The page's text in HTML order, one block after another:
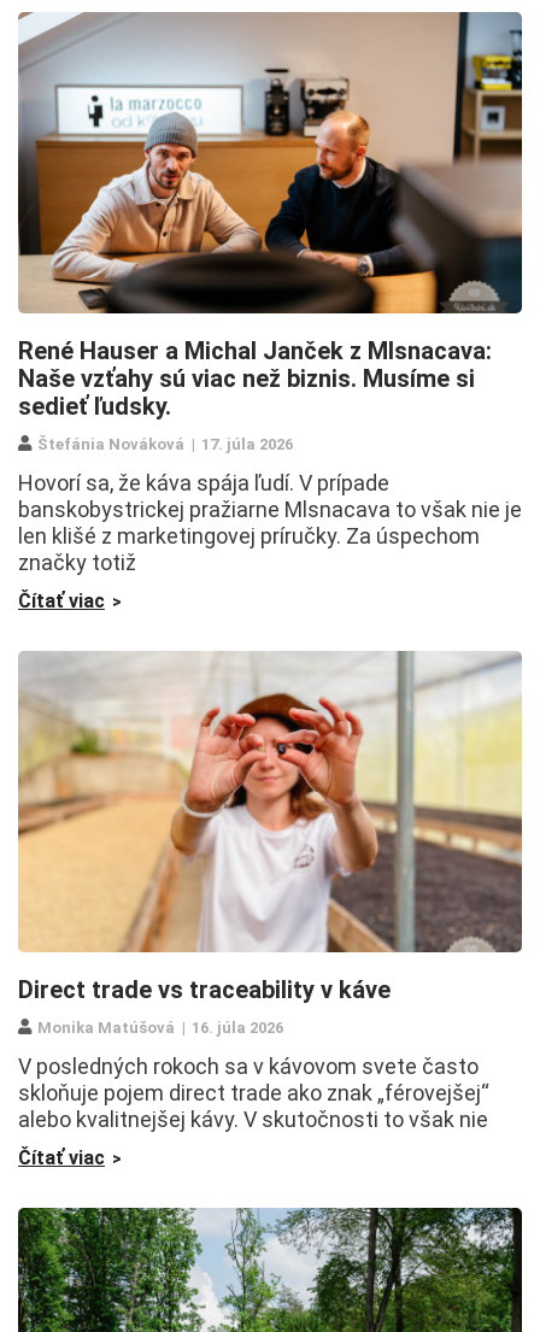
René Hauser a Michal Janček z Mlsnacava:
Naše vzťahy sú viac než biznis. Musíme si
sedieť ľudsky.
Štefánia Nováková 17. júla 2026
Hovorí sa, že káva spája ľudí. V prípade
banskobystrickej pražiarne Mlsnacava to však nie je
len klišé z marketingovej príručky. Za úspechom
značky totiž
Čítať viac
Direct trade vs traceability v káve
Monika Matúšová 16. júla 2026
V posledných rokoch sa v kávovom svete často
skloňuje pojem direct trade ako znak „férovejšej“
alebo kvalitnejšej kávy. V skutočnosti to však nie
Čítať viac